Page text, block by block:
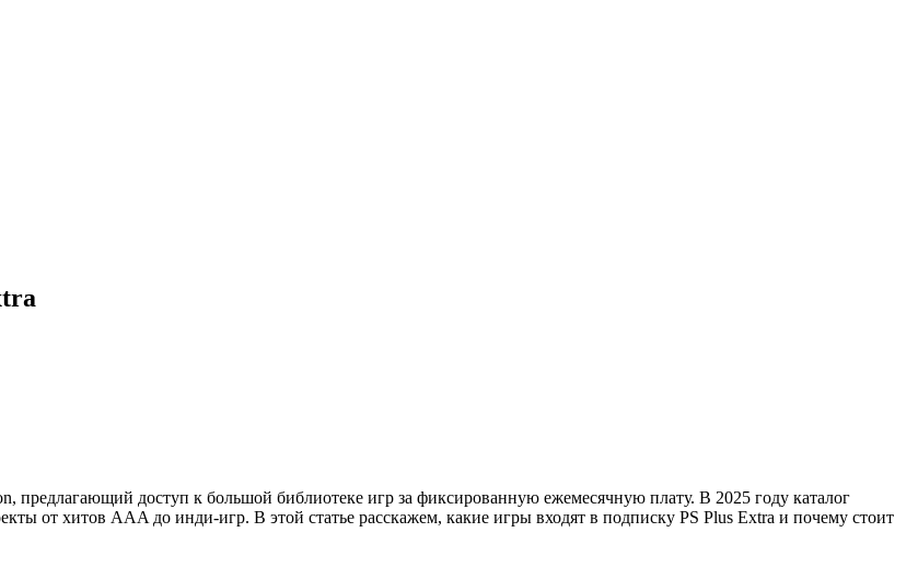
предлагающий доступ к большой библиотеке игр за фиксированную ежемесячную плату. В 2025 году каталог
от хитов AAA до инди-игр. В этой статье расскажем, какие игры входят в подписку PS Plus Extra и почему стоит